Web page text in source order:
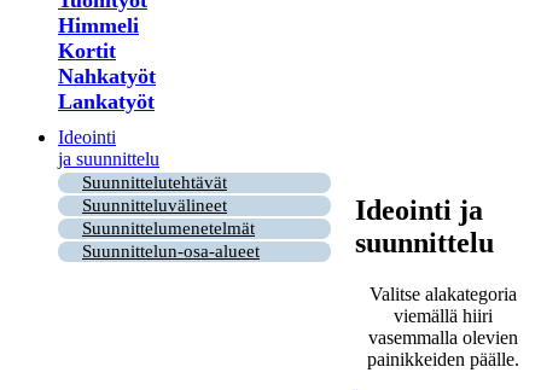
Himmeli
Kortit
Nahkatyöt
Lankatyöt
Ideointi
ja suunnittelu
Suunnittelutehtävät
Suunnitteluvälineet
Suunnittelumenetelmät
Suunnittelun-osa-alueet
Ideointi ja
suunnittelu
Valitse alakategoria
viemällä hiiri
vasemmalla olevien
painikkeiden päälle.